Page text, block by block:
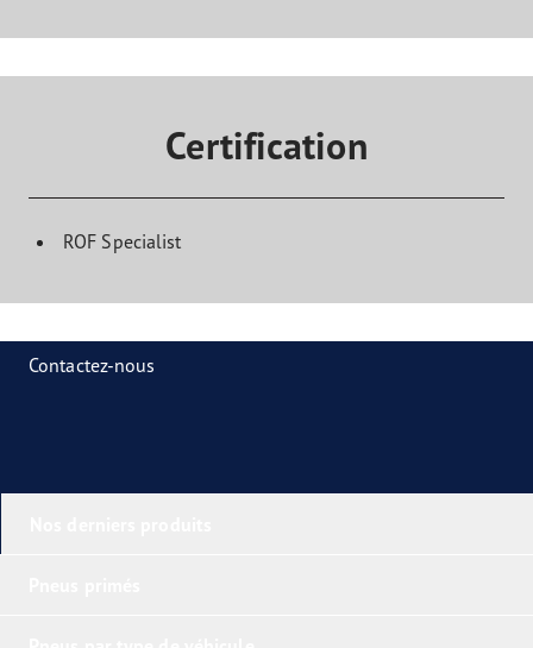
Certification
ROF Specialist
Contactez-nous